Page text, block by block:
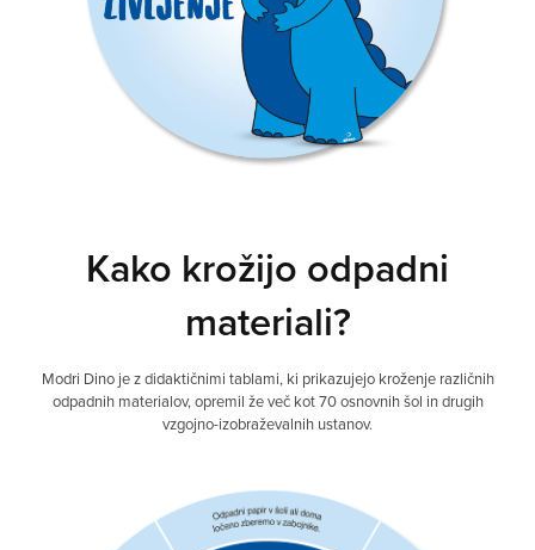
Kako krožijo odpadni
materiali?
Modri Dino je z didaktičnimi tablami, ki prikazujejo kroženje različnih
odpadnih materialov, opremil že več kot 70 osnovnih šol in drugih
vzgojno-izobraževalnih ustanov.